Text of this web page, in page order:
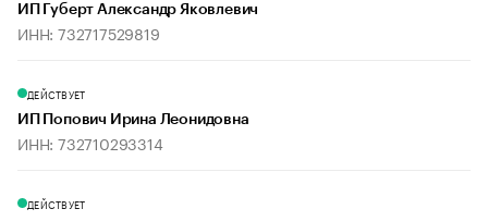
ИП Губерт Александр Яковлевич
ИНН: 732717529819
ДЕЙСТВУЕТ
ИП Попович Ирина Леонидовна
ИНН: 732710293314
ДЕЙСТВУЕТ